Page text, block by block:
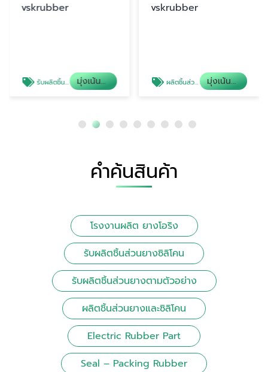
vskrubber
รับผลิตชิ้นส่วนยางซิลิโคน มุ่งเน้นคุณภาพสินค้า
vskrubber
ผลิตชิ้นส่วนยางและซิลิโคน มุ่งเน้นคุณภาพสินค้า
คำค้นสินค้า
โรงงานผลิต ยางโอริง
รับผลิตชิ้นส่วนยางซิลิโคน
รับผลิตชิ้นส่วนยางตามตัวอย่าง
ผลิตชิ้นส่วนยางและซิลิโคน
Electric Rubber Part
Seal – Packing Rubber